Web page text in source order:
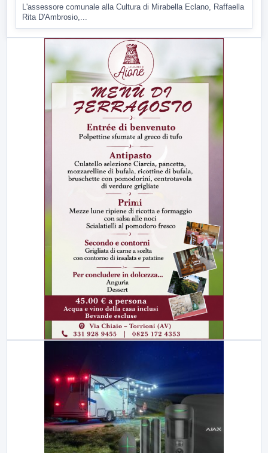
L'assessore comunale alla Cultura di Mirabella Eclano, Raffaella
Rita D'Ambrosio,...